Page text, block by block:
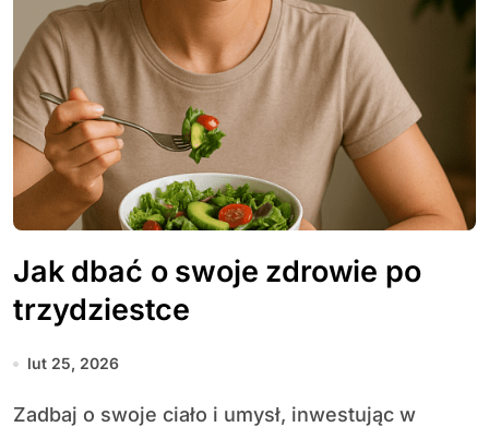
Jak dbać o swoje zdrowie po
trzydziestce
lut 25, 2026
Zadbaj o swoje ciało i umysł, inwestując w